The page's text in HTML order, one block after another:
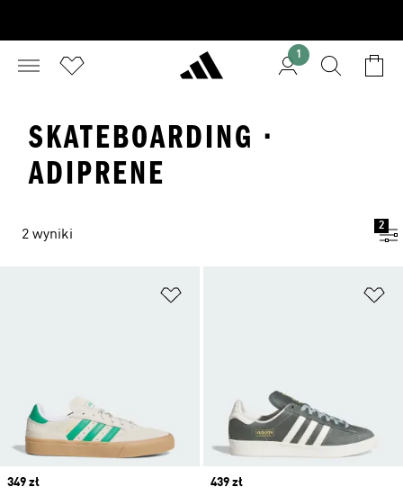
1
SKATEBOARDING ·
ADIPRENE
2 wyniki
2
Price
349 zł
Price
439 zł